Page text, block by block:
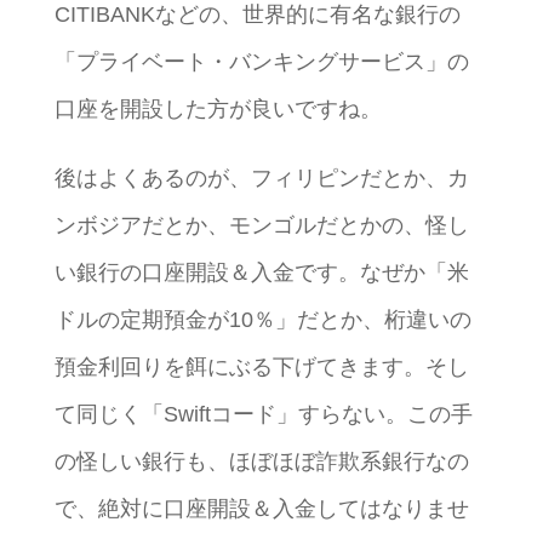
CITIBANKなどの、世界的に有名な銀行の
「プライベート・バンキングサービス」の
口座を開設した方が良いですね。
後はよくあるのが、フィリピンだとか、カ
ンボジアだとか、モンゴルだとかの、怪し
い銀行の口座開設＆入金です。なぜか「米
ドルの定期預金が10％」だとか、桁違いの
預金利回りを餌にぶる下げてきます。そし
て同じく「Swiftコード」すらない。この手
の怪しい銀行も、ほぼほぼ詐欺系銀行なの
で、絶対に口座開設＆入金してはなりませ